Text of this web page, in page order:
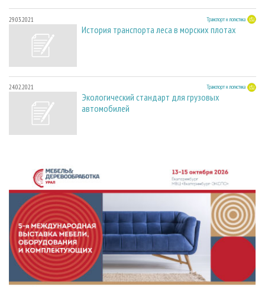
29.03.2021 Транспорт и логистика
История транспорта леса в морских плотах
24.02.2021 Транспорт и логистика
Экологический стандарт для грузовых
автомобилей